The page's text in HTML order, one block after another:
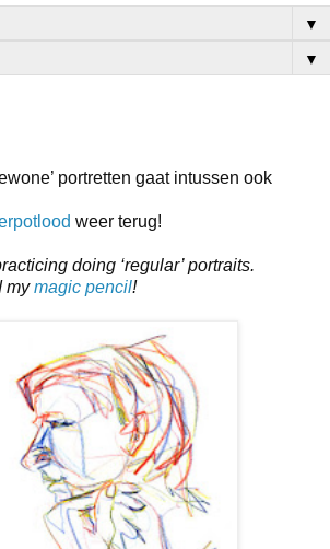
▼
▼
portretten gaat intussen ook
weer terug!
doing ‘regular’ portraits.
mymagic pencil!